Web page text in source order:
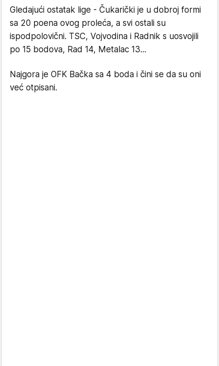
Gledajući ostatak lige - Čukarički je u dobroj formi
sa 20 poena ovog proleća, a svi ostali su
ispodpolovični. TSC, Vojvodina i Radnik s uosvojili
po 15 bodova, Rad 14, Metalac 13...
Najgora je OFK Bačka sa 4 boda i čini se da su oni
već otpisani.